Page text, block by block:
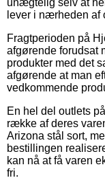
lever i nærheden af
Fragtperioden på
afgørende forudsat
produkter med det
afgørende at man
vedkommende
En hel del outlets
række af deres
Arizona stål sort,
bestillingen
kan nå at få varen
fri.